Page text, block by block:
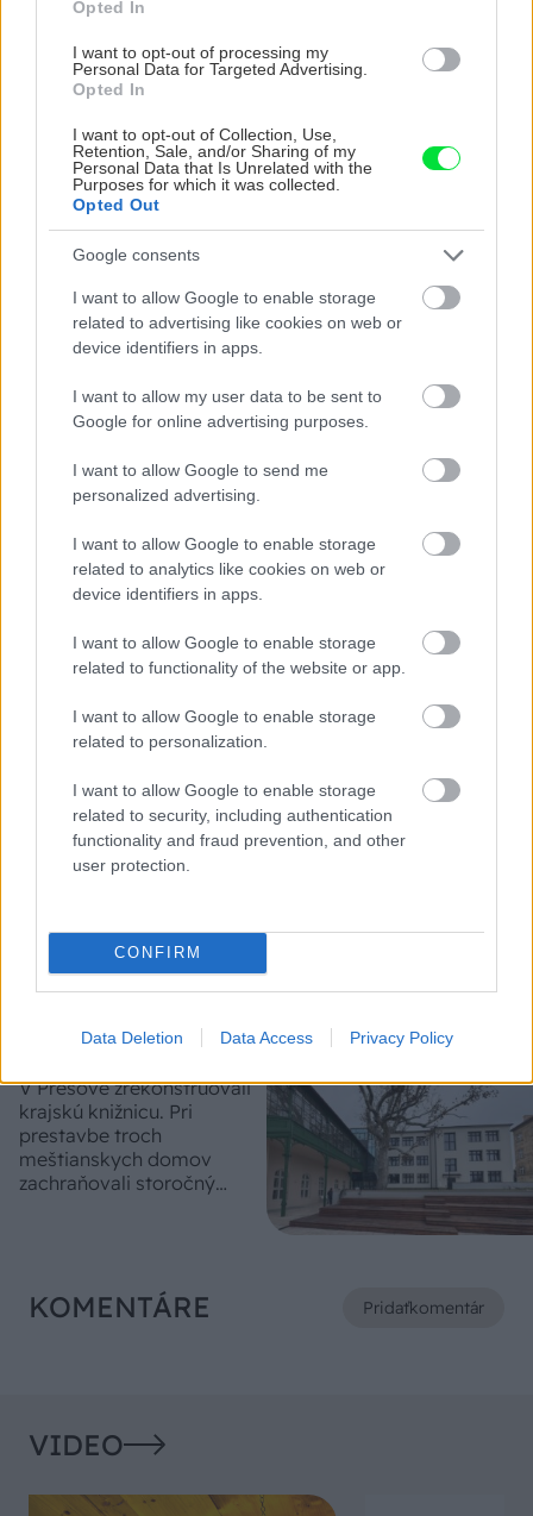
Opted In
I want to opt-out of processing my
Personal Data for Targeted Advertising.
Opted In
I want to opt-out of Collection, Use,
Retention, Sale, and/or Sharing of my
Personal Data that Is Unrelated with the
Purposes for which it was collected.
Opted Out
Google consents
I want to allow Google to enable storage
related to advertising like cookies on web or
device identifiers in apps.
I want to allow my user data to be sent to
Google for online advertising purposes.
I want to allow Google to send me
personalized advertising.
I want to allow Google to enable storage
related to analytics like cookies on web or
device identifiers in apps.
I want to allow Google to enable storage
related to functionality of the website or app.
I want to allow Google to enable storage
related to personalization.
I want to allow Google to enable storage
related to security, including authentication
functionality and fraud prevention, and other
user protection.
CONFIRM
Data Deletion Data Access Privacy Policy
krájanie
Ako si vyrobiť vianočné
svietniky
Doplnky a dekorácie
Jesenné dekorácie lacno a
jednoducho? Prineste si z
alebo zelený mach
Rekonštrukcia Bierovských
mostov finišuje. Cestu pri
Trenčíne sprístupnia
Elegantný dom s
prístavbou a veľkou
pamiatka sa stane
V Prešove zrekonštruovali
krajskú knižnicu. Pri
prestavbe troch
meštianskych domov
zachraňovali storočný
KOMENTÁRE Pridaťkomentár
VIDEO